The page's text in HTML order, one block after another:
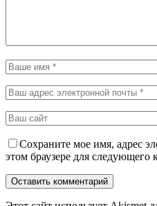
Сохраните мое имя, адрес
этом браузере для следующего